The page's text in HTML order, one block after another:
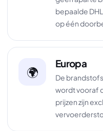
bepaalde
op één
🌍
Europa
De
wordt vooraf
prijzen zijn